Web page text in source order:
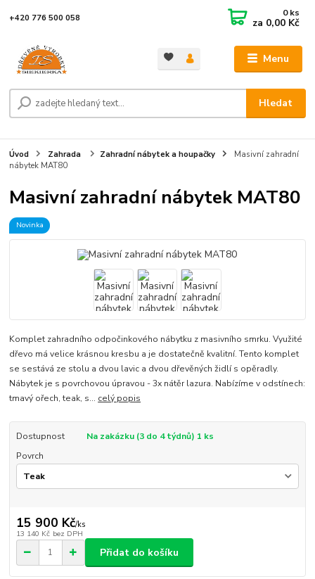
Menu
Hledat
+420 776 500 058 0ks
za 0,00 Kč
Úvod Zahrada Zahradní nábytek a houpačky
Masivní zahradní
nábytek MAT80
Masivní zahradní nábytek MAT80
Novinka
Komplet zahradního odpočinkového nábytku z masivního smrku. Využité
dřevo má velice krásnou kresbu a je dostatečně kvalitní. Tento komplet
se sestává ze stolu a dvou lavic a dvou dřevěných židlí s opěradly.
Nábytek je s povrchovou úpravou - 3x nátěr lazura. Nabízíme v odstínech:
tmavý ořech, teak, s... celý popis
Dostupnost
Na zakázku (3 do 4 týdnů) 1 ks
Povrch
15 900 Kč/ks
13 140 Kč bez DPH
Přidat do košíku